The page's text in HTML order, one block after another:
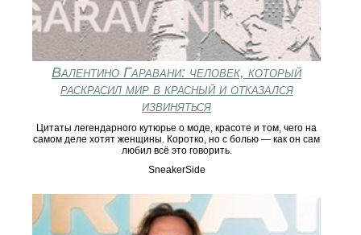
Валентино Гаравани: человек, который
раскрасил мир в красный и отказался
извиняться
Цитаты легендарного кутюрье о моде, красоте и том, чего на
самом деле хотят женщины. Коротко, но с болью — как он сам
любил всё это говорить.
SneakerSide